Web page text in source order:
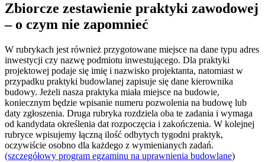
Zbiorcze zestawienie praktyki zawodowej
– o czym nie zapomnieć
W rubrykach jest również przygotowane miejsce na dane typu adres
inwestycji czy nazwę podmiotu inwestującego. Dla praktyki
projektowej podaje się imię i nazwisko projektanta, natomiast w
przypadku praktyki budowlanej zapisuje się dane kierownika
budowy. Jeżeli nasza praktyka miała miejsce na budowie,
koniecznym będzie wpisanie numeru pozwolenia na budowę lub
daty zgłoszenia. Druga rubryka rozdziela oba te zadania i wymaga
od kandydata określenia dat rozpoczęcia i zakończenia. W kolejnej
rubryce wpisujemy łączną ilość odbytych tygodni praktyk,
oczywiście osobno dla każdego z wymienianych zadań.
(szczegółowy program egzaminu na uprawnienia budowlane)